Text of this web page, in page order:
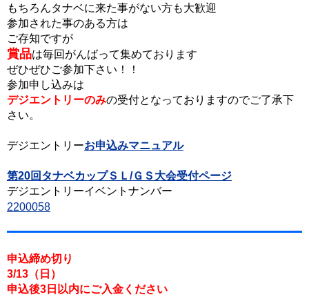
もちろんタナベに来た事がない方も大歓迎
参加された事のある方は
ご存知ですが
賞品は毎回がんばって集めております
ぜひぜひご参加下さい！！
参加申し込みは
デジエントリーのみの受付となっておりますのでご了承下
さい。
デジエントリーお申込みマニュアル
第20回タナベカップＳＬ/ＧＳ大会受付ページ
デジエントリーイベントナンバー
2200058
申込締め切り
3/13（日）
申込後3日以内にご入金ください